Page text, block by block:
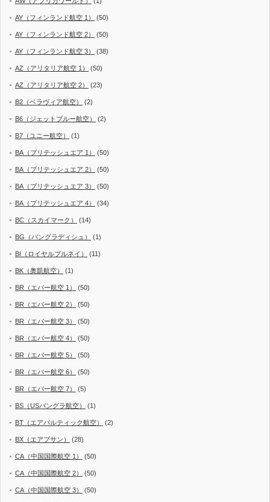
AY（フィンランド航空 1） (50)
AY（フィンランド航空 2） (50)
AY（フィンランド航空 3） (38)
AZ（アリタリア航空 1） (50)
AZ（アリタリア航空 2） (23)
B2（ベラヴィア航空） (2)
B6（ジェットブルー航空） (2)
B7（ユニー航空） (1)
BA（ブリテッシュエア 1） (50)
BA（ブリテッシュエア 2） (50)
BA（ブリテッシュエア 3） (50)
BA（ブリテッシュエア 4） (34)
BC（スカイマーク） (14)
BG（バングラディシュ） (1)
BI（ロイヤルブルネイ） (11)
BK（奥凱航空） (1)
BR（エバー航空 1） (50)
BR（エバー航空 2） (50)
BR（エバー航空 3） (50)
BR（エバー航空 4） (50)
BR（エバー航空 5） (50)
BR（エバー航空 6） (50)
BR（エバー航空 7） (5)
BS（USバングラ航空） (1)
BT（エアバルティック航空） (2)
BX（エアプサン） (28)
CA（中国国際航空 1） (50)
CA（中国国際航空 2） (50)
CA（中国国際航空 3） (50)